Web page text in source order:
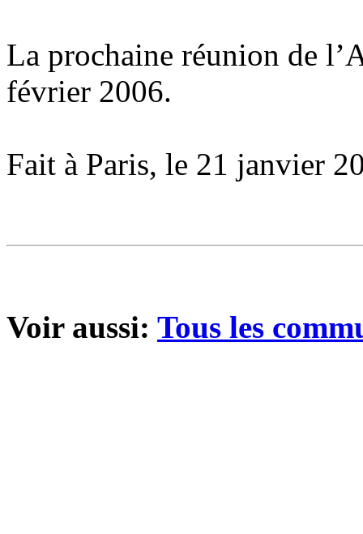
La prochaine réunion de
février 2006.
Fait à Paris, le 21 janvier
Voir aussi: Tous les